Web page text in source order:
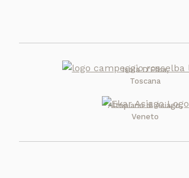
Isola D'Elba,
Toscana
Altopiano di Asiago,
Veneto